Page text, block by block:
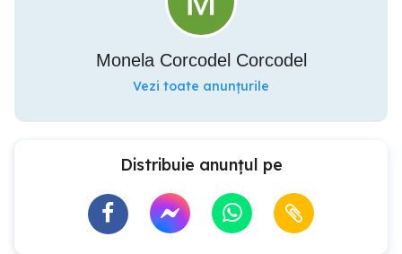
Monela Corcodel Corcodel
Vezi toate anunțurile
Distribuie anunțul pe